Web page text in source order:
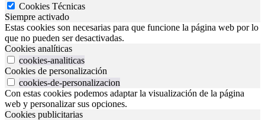
Cookies Técnicas
Siempre activado
Estas cookies son necesarias para que funcione la página web por lo
que no pueden ser desactivadas.
Cookies analíticas
cookies-analiticas
Cookies de personalización
cookies-de-personalizacion
Con estas cookies podemos adaptar la visualización de la página
web y personalizar sus opciones.
Cookies publicitarias